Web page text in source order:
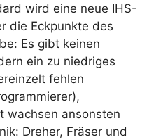
wird eine neue IHS-
die Eckpunkte des
Es gibt keinen
ein zu niedriges
fehlen
wachsen ansonsten
Dreher, Fräser und